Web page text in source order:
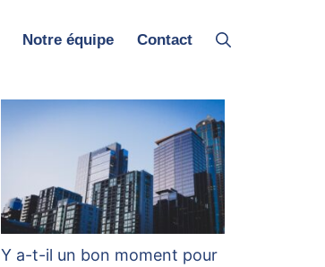
Notre équipe Contact
Y a-t-il un bon moment pour